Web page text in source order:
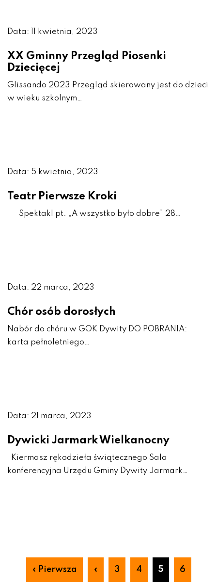
Data: 11 kwietnia, 2023
XX Gminny Przegląd Piosenki
Dziecięcej
Glissando 2023 Przegląd skierowany jest do dzieci
w wieku szkolnym…
Data: 5 kwietnia, 2023
Teatr Pierwsze Kroki
Spektakl pt. „A wszystko było dobre” 28…
Data: 22 marca, 2023
Chór osób dorosłych
Nabór do chóru w GOK Dywity DO POBRANIA:
karta pełnoletniego…
Data: 21 marca, 2023
Dywicki Jarmark Wielkanocny
Kiermasz rękodzieła świątecznego Sala
konferencyjna Urzędu Gminy Dywity Jarmark…
« Pierwsza « 3 4 5 6